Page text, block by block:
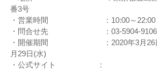
番3号
・営業時間 ：10:00～22:00（
・問合せ先 ：03-5904-9106
・開催期間 ：2020年3月26日
月29日(水)
・公式サイト ：